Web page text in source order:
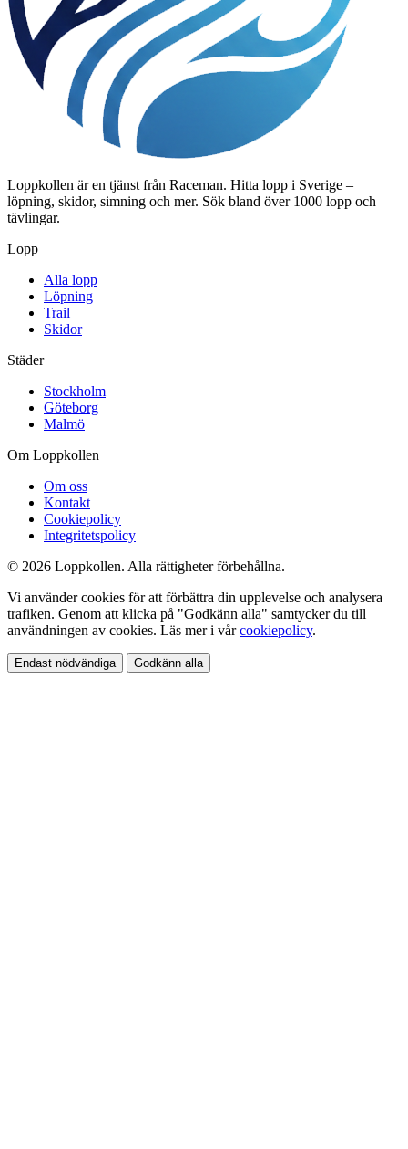
Loppkollen är en tjänst från Raceman. Hitta lopp i Sverige –
löpning, skidor, simning och mer. Sök bland över 1000 lopp och
tävlingar.
Lopp
Alla lopp
Löpning
Trail
Skidor
Städer
Stockholm
Göteborg
Malmö
Om Loppkollen
Om oss
Kontakt
Cookiepolicy
Integritetspolicy
© 2026 Loppkollen. Alla rättigheter förbehållna.
Vi använder cookies för att förbättra din upplevelse och analysera
trafiken. Genom att klicka på "Godkänn alla" samtycker du till
användningen av cookies. Läs mer i vårcookiepolicy.
Endast nödvändiga Godkänn alla